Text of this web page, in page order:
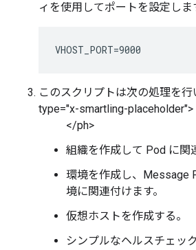
ィを使用してポートを設定しま
VHOST_PORT=9000
このスクリプトは次の処理を行
type="x-smartling-placeholder">
</ph>
組織を作成して Pod に関
環境を作成し、Message
境に関連付けます。
仮想ホストを作成する。
シンプルなヘルスチェッ